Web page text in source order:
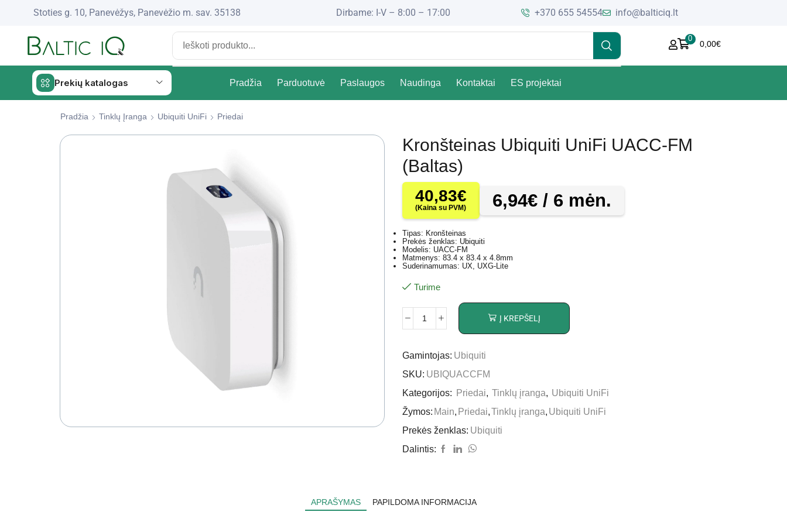
Stoties g. 10, Panevėžys, Panevėžio m. sav. 35138 Dirbame: I-V – 8:00 – 17:00 +370 655 54554 info@balticiq.lt
0
0,00€
Prekių katalogas Pradžia Parduotuvė Paslaugos Naudinga Kontaktai ES projektai
Pradžia Tinklų Įranga Ubiquiti UniFi Priedai
Kronšteinas Ubiquiti UniFi UACC-FM
(Baltas)
40,83€
(Kaina su PVM) 6,94€ / 6 mėn.
Tipas: Kronšteinas
Prekės ženklas: Ubiquiti
Modelis: UACC-FM
Matmenys: 83.4 x 83.4 x 4.8mm
Suderinamumas: UX, UXG-Lite
Turime
Į KREPŠELĮ
Gamintojas: Ubiquiti
SKU: UBIQUACCFM
Kategorijos:
Priedai, Tinklų įranga, Ubiquiti UniFi
Žymos: Main, Priedai,Tinklų įranga, Ubiquiti UniFi
Prekės ženklas: Ubiquiti
Dalintis:
APRAŠYMAS PAPILDOMA INFORMACIJA